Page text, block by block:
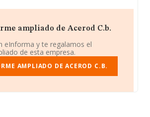
ampliado de Acerod C.b.
eInforma y te regalamos el
de esta empresa.
AMPLIADO DE ACEROD C.B.